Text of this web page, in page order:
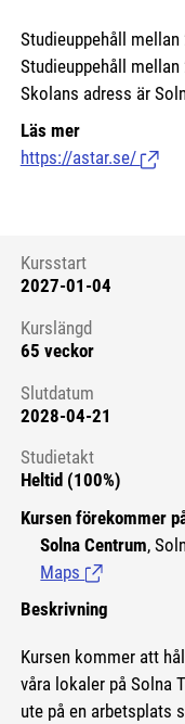
Studieuppehåll mellan
Studieuppehåll mellan
Skolans adress är
Läs mer
https://astar.se/ (Länk
Kursstart 6319237
Kursstart
2027-01-04
Kurslängd
65 veckor
Slutdatum
2028-04-21
Studietakt
Heltid (100%)
Kursen förekommer
Solna Centrum,
Maps (Länk till
Beskrivning
Kursen kommer att
våra lokaler på Solna
ute på en arbetsplats